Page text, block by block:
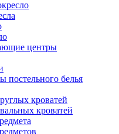
центры
постельного белья
кроватей
кроватей